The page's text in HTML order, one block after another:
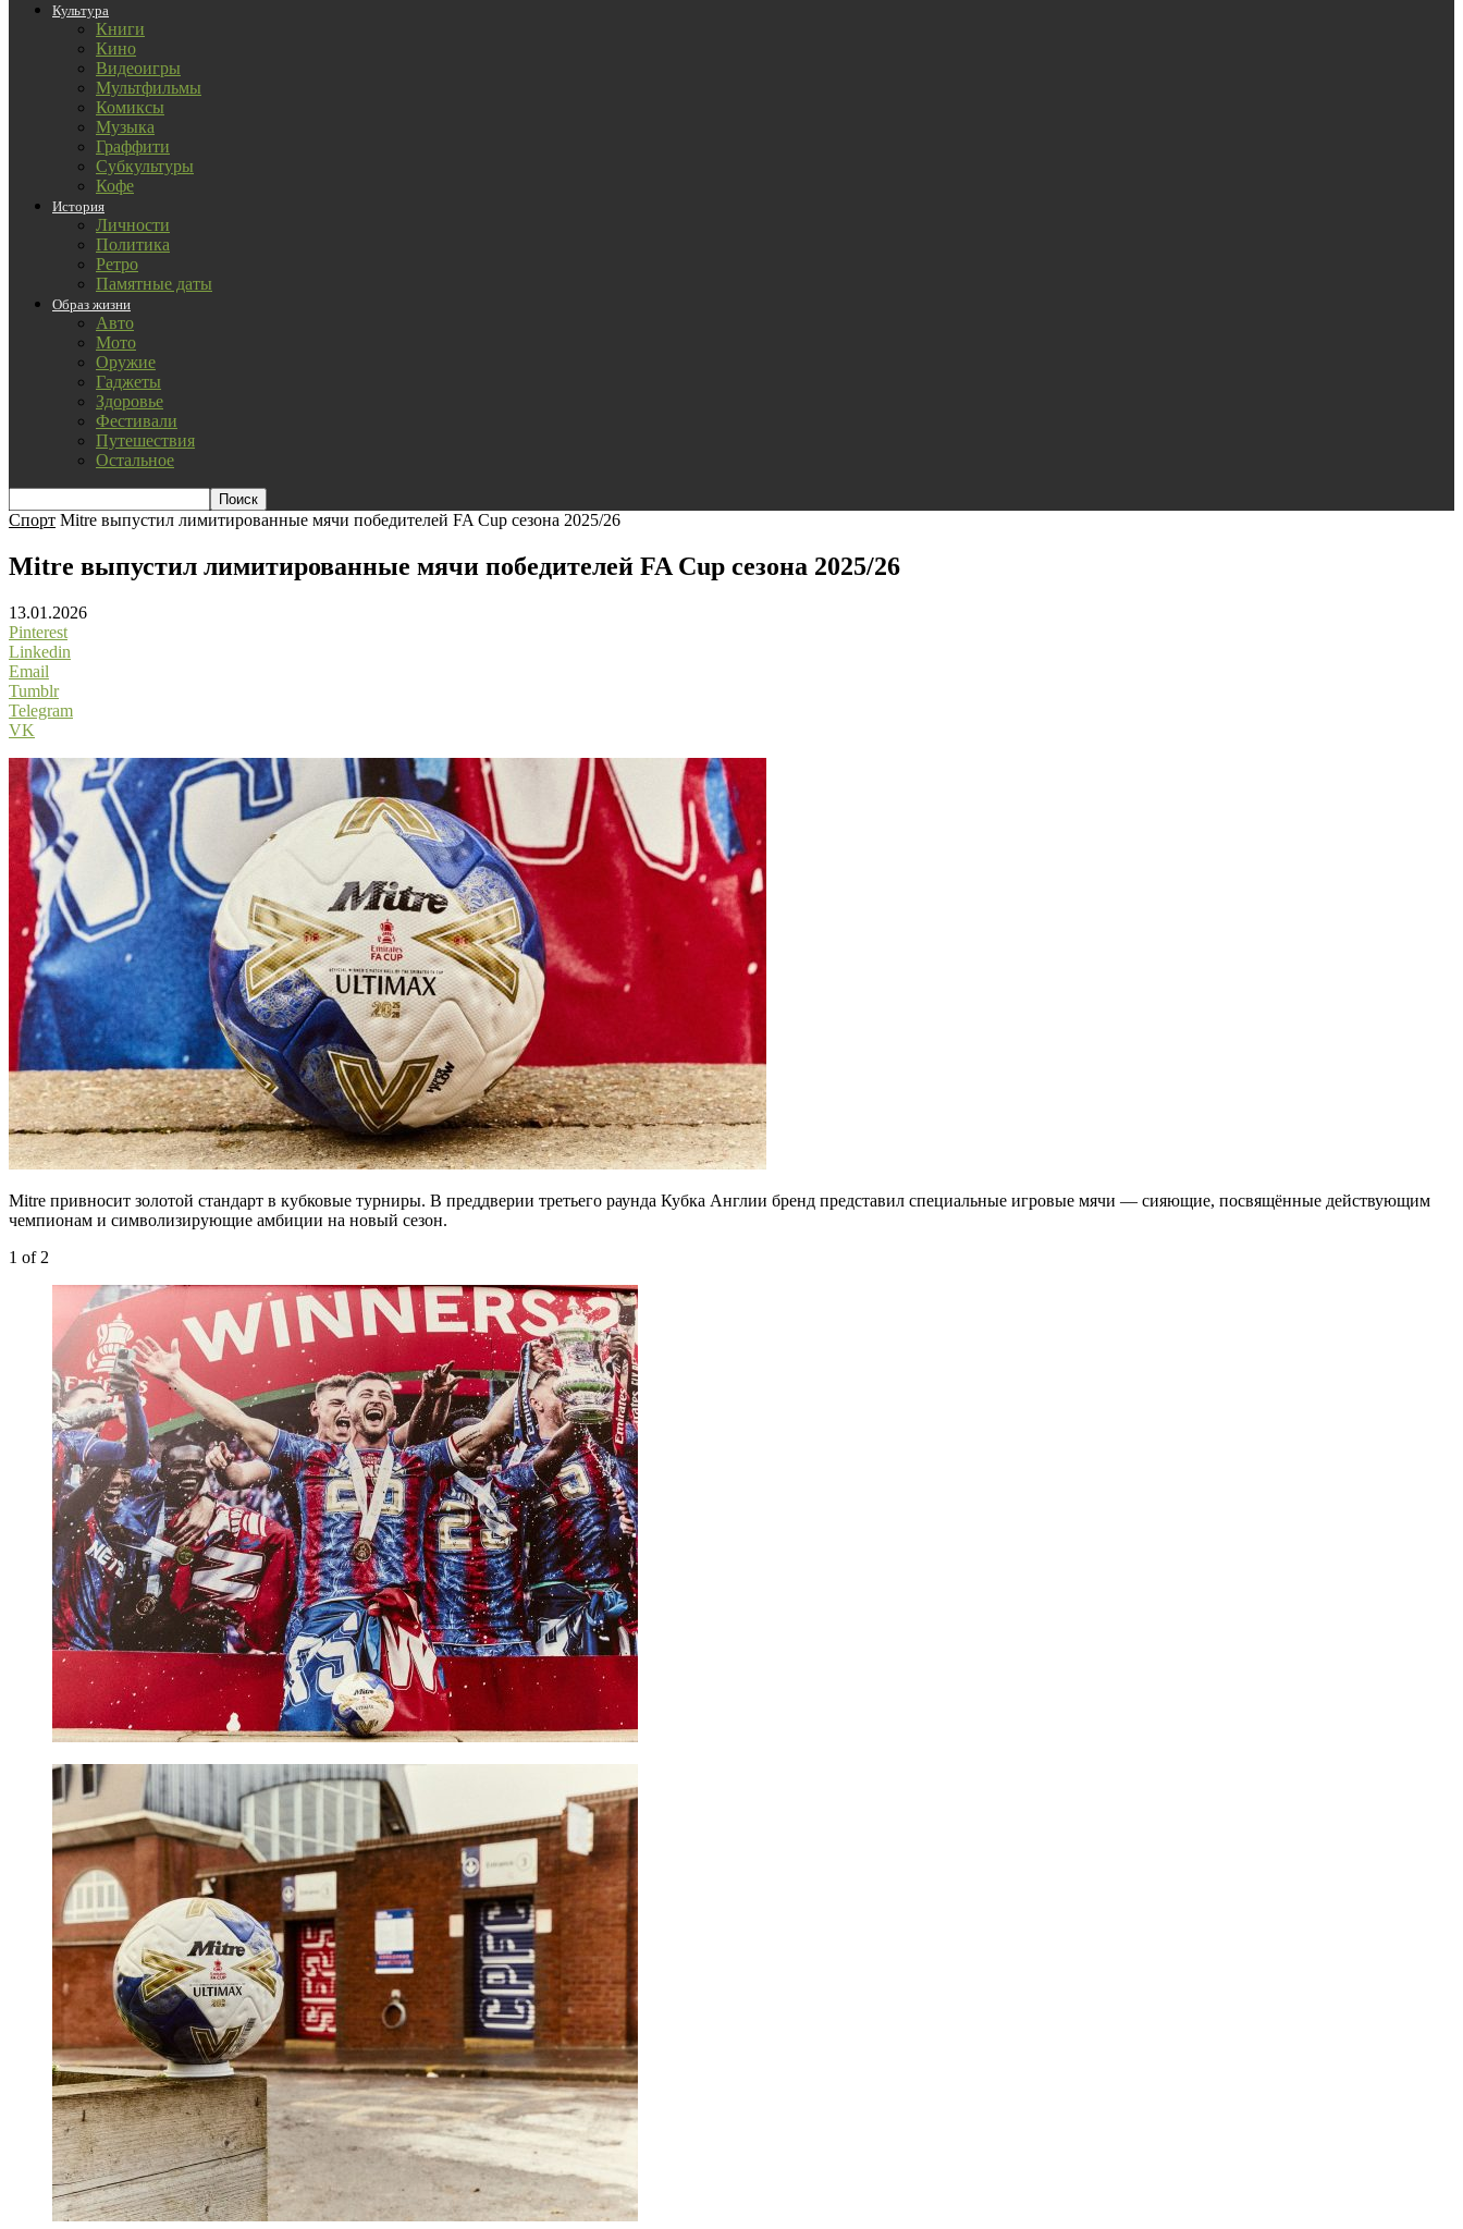
Культура
Книги
Кино
Видеоигры
Мультфильмы
Комиксы
Музыка
Граффити
Субкультуры
Кофе
История
Личности
Политика
Ретро
Памятные даты
Образ жизни
Авто
Мото
Оружие
Гаджеты
Здоровье
Фестивали
Путешествия
Остальное
Спорт Mitre выпустил лимитированные мячи победителей FA Cup сезона 2025/26
Mitre выпустил лимитированные мячи победителей FA Cup сезона 2025/26
13.01.2026
Pinterest
Linkedin
Email
Tumblr
Telegram
VK
Mitre привносит золотой стандарт в кубковые турниры. В преддверии третьего раунда Кубка Англии бренд представил специальные игровые мячи — сияющие, посвящённые действующим
чемпионам и символизирующие амбиции на новый сезон.
1 of 2